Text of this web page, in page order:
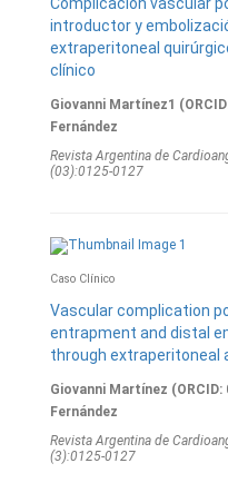
introductor y
extraperitoneal
clínico
Giovanni Martínez1
Fernández
Revista Argentina de
(03):0125-0127
Caso Clínico
Vascular complication
entrapment and distal
through extraperitoneal
Giovanni Martínez
Fernández
Revista Argentina de
(3):0125-0127